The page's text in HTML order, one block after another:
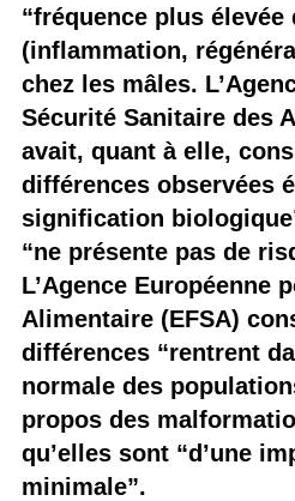
“fréquence plus élevée
(inflammation,
chez les mâles.
Sécurité Sanitaire des
avait, quant à elle,
différences observées
signification
“ne présente pas de
L’Agence Européenne
Alimentaire (EFSA)
différences “rentrent
normale des
propos des
qu’elles sont “d’une
minimale”.